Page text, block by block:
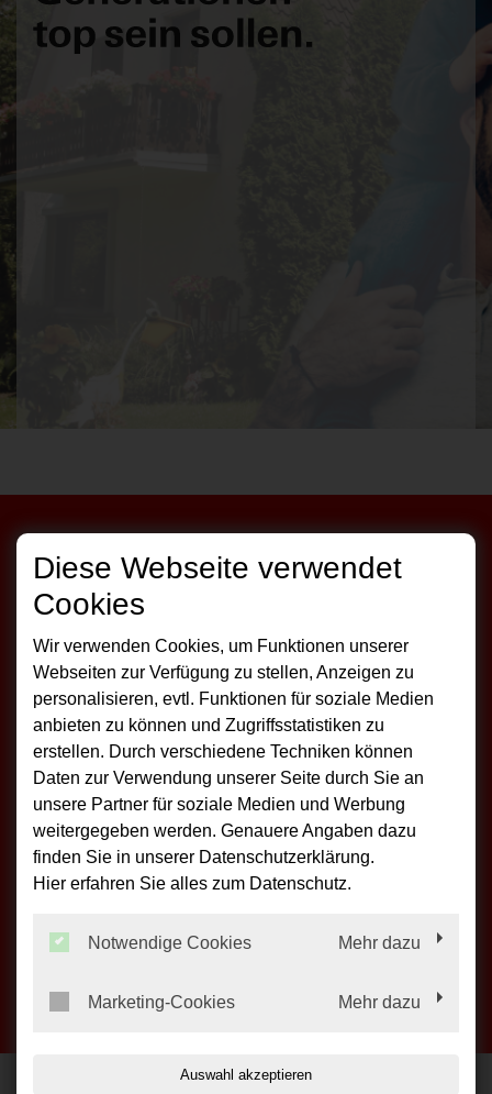
Mehr Qualität. Mehr Komfort. Mehr Sicherheit.
Warum sich Premiumqualität lohnt!
Mit der Wahl der Dachfenster ist eine langfristige
Entscheidung verbunden. Wir versichern Ihnen:
Auf Roto ist in allen Bereichen Verlass und Roto
Premium- Lösungen halten über viele Jahre
hinweg was sie versprechen.
Die Roto Frank Dachsystem-Technologie
ist seit über 75 Jahren am Markt und gehört zu
den führenden Herstellern von Dachfenstern,
Dachausstiegen und Bodentreppen.
Als technologischer Schrittmacher entwickelt
präzise Technik und lange Lebensdauer
Diese Webseite verwendet
Cookies
Wir verwenden Cookies, um Funktionen unserer
Webseiten zur Verfügung zu stellen, Anzeigen zu
personalisieren, evtl. Funktionen für soziale Medien
anbieten zu können und Zugriffsstatistiken zu
erstellen. Durch verschiedene Techniken können
Daten zur Verwendung unserer Seite durch Sie an
unsere Partner für soziale Medien und Werbung
weitergegeben werden. Genauere Angaben dazu
finden Sie in unserer Datenschutzerklärung.
Hier erfahren Sie alles zum Datenschutz.
Notwendige Cookies Mehr dazu
Marketing-Cookies Mehr dazu
Auswahl akzeptieren